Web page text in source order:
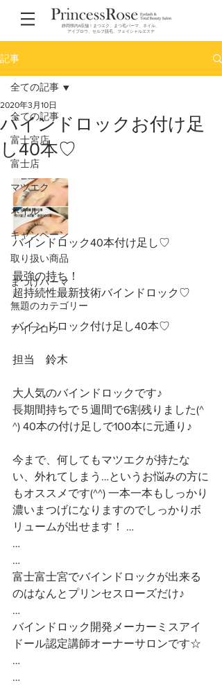
静岡県内4店舗！まつエク、まつ毛パーマ、ネイル、
アイブロウ、セルフ脱毛、フェイシャルエステ
記事
全ての記事
富士宮店
富士店
マツエク
ネイル
キャンペーン
取り扱い商品
まつげパーマ
無題のカテゴリー
アイブロウ
全ての記事
バインドロックお付け足
し40本♡
2020年3月10日
バインドロック40本付け足し♡
最強の持ち！
超持続性最新技術バインドロック♡
バインドロック付け足し40本♡
担当　鈴木
大人気のバインドロックです♪
長期間持ちで５週間で6割残りました(^
^) 40本の付け足しで100本に元通り♪
今まで、何してもマツエクが持たな
い、外れてしまう…というお悩みの方に
もオススメです(^^) 一本一本もしっかり
濃いまつげになりますのでしっかりボ
リュームが出せます！ …
…
…
富士富士宮でバインドロックが出来る
のはなんとプリンセスローズだけ♪
…
バインドロック開発メーカーミスアイ
ドール認定講師オーナーサロンです☆
…
…